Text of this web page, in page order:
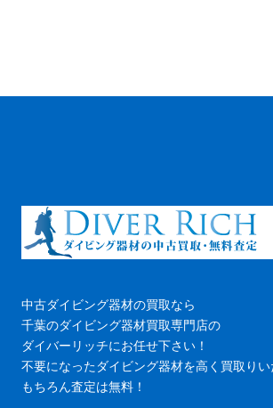
中古ダイビング器材の買取なら
千葉のダイビング器材買取専門店の
ダイバーリッチにお任せ下さい！
不要になったダイビング器材を高く買取りい
もちろん査定は無料！